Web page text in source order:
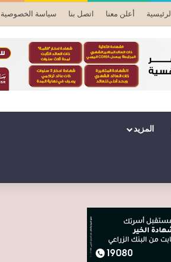
الرئيسية أعلن معنا اتصل بنا سياسة الخصوصية
المزيد